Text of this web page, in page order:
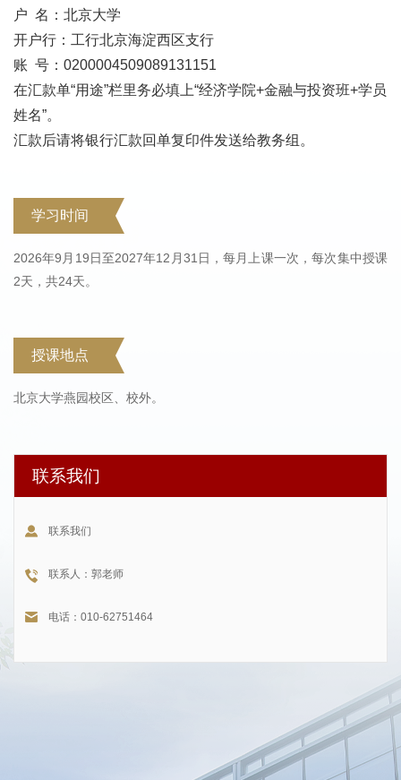
户 名：北京大学
开户行：工行北京海淀西区支行
账 号：0200004509089131151
在汇款单“用途”栏里务必填上“经济学院+金融与投资班+学员
姓名”。
汇款后请将银行汇款回单复印件发送给教务组。
学习时间
2026年9月19日至2027年12月31日，每月上课一次，每次集中授课
2天，共24天。
授课地点
北京大学燕园校区、校外。
联系我们
联系我们
联系人：郭老师
电话：010-62751464